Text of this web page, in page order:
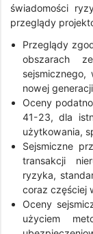
świadomości
przeglądy
Przeglądy
obszarach
nowej
Oceny
41-23, dla
użytkowania,
Sejsmiczne
transakcji
ryzyka,
coraz częściej
Oceny
użyciem